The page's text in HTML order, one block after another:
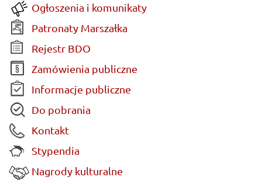
Ogłoszenia i komunikaty
Patronaty Marszałka
Rejestr BDO
Zamówienia publiczne
Informacje publiczne
Do pobrania
Kontakt
Stypendia
Nagrody kulturalne